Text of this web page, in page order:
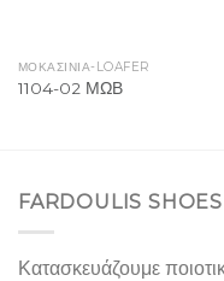
ΜΟΚΑΣΙΝΙΑ-LOAFER
1104-02 ΜΩΒ
FARDOULIS SHOES
Κατασκευάζουμε